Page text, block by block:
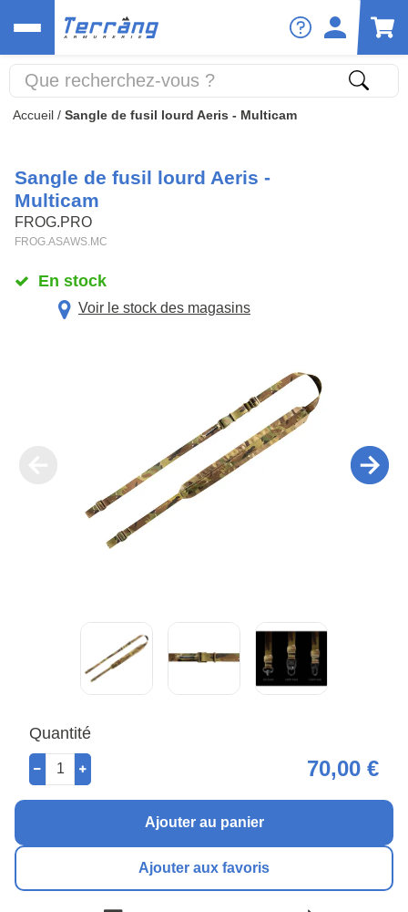
Accueil / Sangle de fusil lourd Aeris - Multicam
Sangle de fusil lourd Aeris -
Multicam
FROG.PRO
FROG.ASAWS.MC
En stock
Voir le stock des magasins
Quantité
70,00 €
Ajouter au panier
Ajouter aux favoris